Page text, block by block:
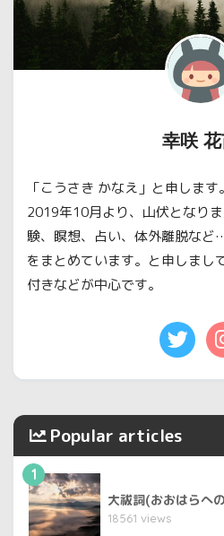
幸咲
「こうさき かなえ」と申します。
2019年10月より、山伏となり
験、瞑想、占い、体外離脱な
をまとめています。と申しまし
付きなどが中心です。
Popular articles
1
大祓詞(おおはらへ
18561 views